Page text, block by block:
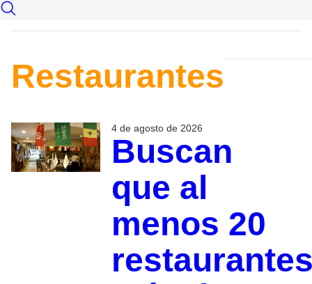
Restaurantes
4 de agosto de 2026
Buscan
que al
menos 20